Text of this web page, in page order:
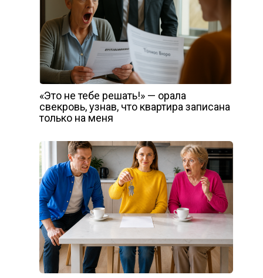
«Это не тебе решать!» — орала
свекровь, узнав, что квартира записана
только на меня